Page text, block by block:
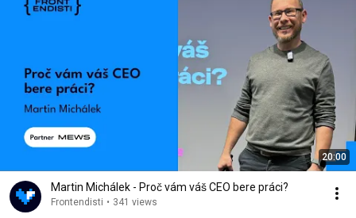
20:00
Martin Michálek - Proč vám váš CEO bere práci?
Frontendisti • 341 views